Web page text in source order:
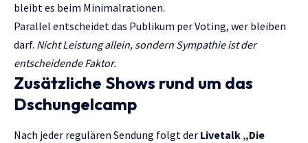
bleibt es beim Minimalrationen.
Parallel entscheidet das Publikum per Voting, wer bleiben
darf. Nicht Leistung allein, sondern Sympathie ist der
entscheidende Faktor.
Zusätzliche Shows rund um das
Dschungelcamp
Nach jeder regulären Sendung folgt der Livetalk „Die